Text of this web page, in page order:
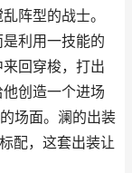
阵型的战士。
利用一技能的
回穿梭，打出
创造一个进场
场面。澜的出装
配，这套出装让